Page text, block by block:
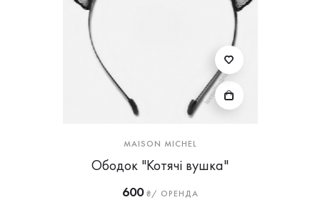
MAISON MICHEL
Ободок "Котячі вушка"
600₴/ ОРЕНДА